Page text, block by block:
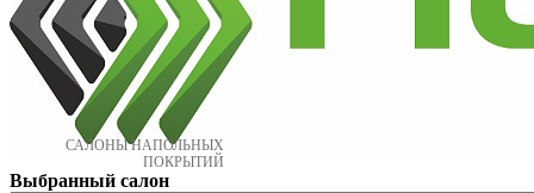
САЛОНЫ НАПОЛЬНЫХ
ПОКРЫТИЙ
Выбранный салон